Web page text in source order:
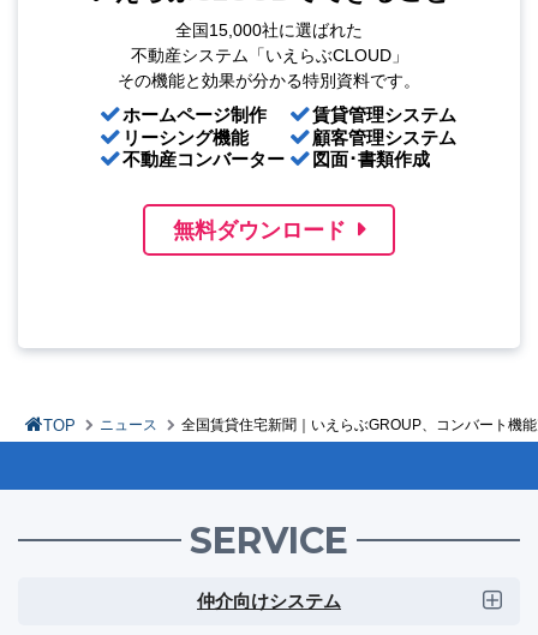
全国15,000社に選ばれた
不動産システム「いえらぶCLOUD」
その機能と効果が分かる特別資料です。
ホームページ制作
リーシング機能
不動産コンバーター
賃貸管理システム
顧客管理システム
図面･書類作成
無料ダウンロード
TOP ニュース 全国賃貸住宅新聞｜いえらぶGROUP、コンバート機
SERVICE
仲介向けシステム